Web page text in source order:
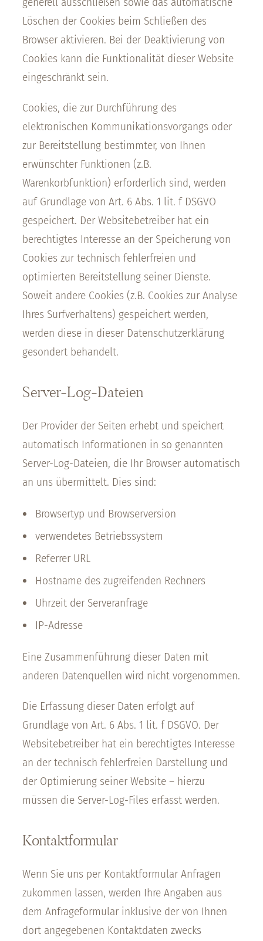
Löschen der Cookies beim Schließen des
Browser aktivieren. Bei der Deaktivierung von
Cookies kann die Funktionalität dieser Website
eingeschränkt sein.
Cookies, die zur Durchführung des
elektronischen Kommunikationsvorgangs oder
zur Bereitstellung bestimmter, von Ihnen
erwünschter Funktionen (z.B.
Warenkorbfunktion) erforderlich sind, werden
auf Grundlage von Art. 6 Abs. 1 lit. f DSGVO
gespeichert. Der Websitebetreiber hat ein
berechtigtes Interesse an der Speicherung von
Cookies zur technisch fehlerfreien und
optimierten Bereitstellung seiner Dienste.
Soweit andere Cookies (z.B. Cookies zur Analyse
Ihres Surfverhaltens) gespeichert werden,
werden diese in dieser Datenschutzerklärung
gesondert behandelt.
Server-Log-Dateien
Der Provider der Seiten erhebt und speichert
automatisch Informationen in so genannten
Server-Log-Dateien, die Ihr Browser automatisch
an uns übermittelt. Dies sind:
Browsertyp und Browserversion
verwendetes Betriebssystem
Referrer URL
Hostname des zugreifenden Rechners
Uhrzeit der Serveranfrage
IP-Adresse
Eine Zusammenführung dieser Daten mit
anderen Datenquellen wird nicht vorgenommen.
Die Erfassung dieser Daten erfolgt auf
Grundlage von Art. 6 Abs. 1 lit. f DSGVO. Der
Websitebetreiber hat ein berechtigtes Interesse
an der technisch fehlerfreien Darstellung und
der Optimierung seiner Website – hierzu
müssen die Server-Log-Files erfasst werden.
Kontaktformular
Wenn Sie uns per Kontaktformular Anfragen
zukommen lassen, werden Ihre Angaben aus
dem Anfrageformular inklusive der von Ihnen
dort angegebenen Kontaktdaten zwecks